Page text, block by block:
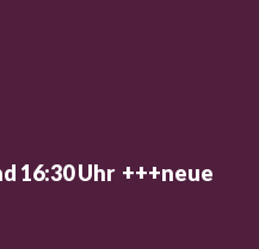
16:30 Uhr +++neue